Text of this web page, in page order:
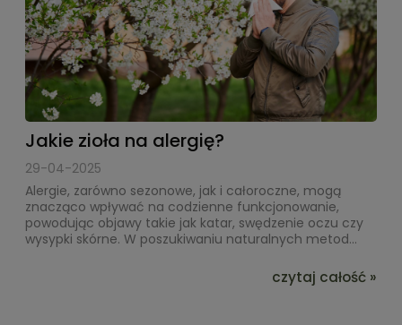
Jakie zioła na alergię?
29-04-2025
Alergie, zarówno sezonowe, jak i całoroczne, mogą
znacząco wpływać na codzienne funkcjonowanie,
powodując objawy takie jak katar, swędzenie oczu czy
wysypki skórne. W poszukiwaniu naturalnych metod...
czytaj całość »